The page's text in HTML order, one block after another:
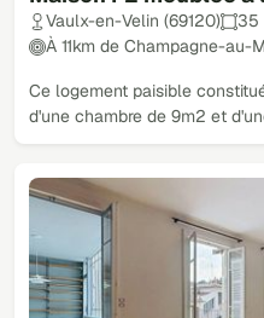
Vaulx-en-Velin (69120) 35
À 11km de Champagne-au-
Ce logement paisible
d'une chambre de 9m2 et